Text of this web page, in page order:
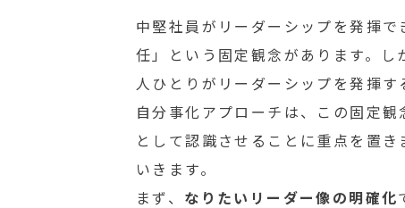
中堅社員がリーダーシップを発揮
任」という固定観念があります。
人ひとりがリーダーシップを発揮す
自分事化アプローチは、この固定
として認識させることに重点を置
いきます。
まず、 なりたいリーダー像の明確化